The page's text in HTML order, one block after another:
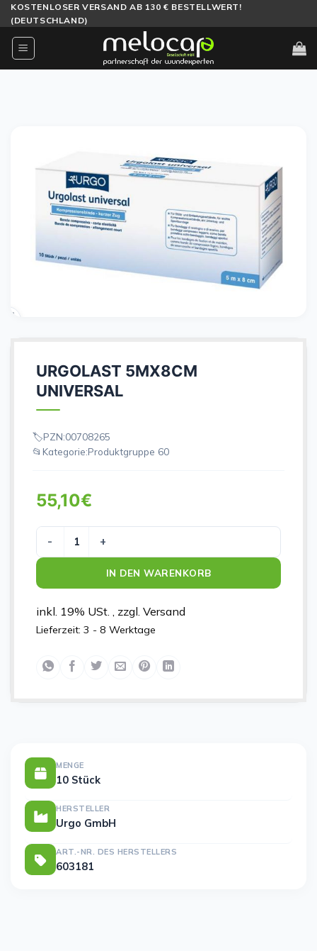
Zum
Inhalt
springen
KOSTENLOSER VERSAND AB 130 € BESTELLWERT!
(DEUTSCHLAND)
URGOLAST 5MX8CM
UNIVERSAL
PZN:00708265
Kategorie:Produktgruppe 60
55,10€
URGOLAST 5MX8CM UNIVERSAL Menge
IN DEN WARENKORB
inkl. 19% USt. , zzgl. Versand
Lieferzeit: 3 - 8 Werktage
MENGE
10 Stück
HERSTELLER
Urgo GmbH
ART.-NR. DES HERSTELLERS
603181